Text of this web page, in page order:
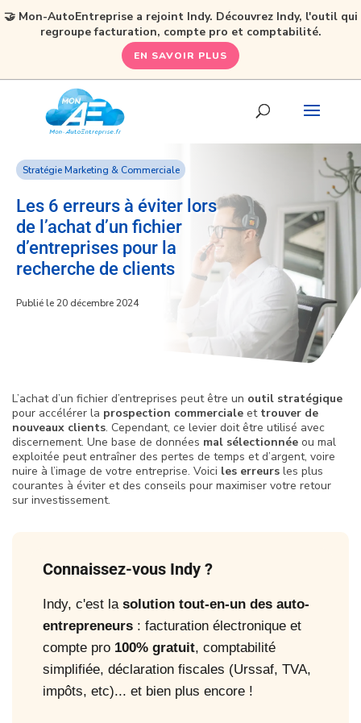
Stratégie Marketing & Commerciale
Les 6 erreurs à éviter lors
de l’achat d’un fichier
d’entreprises pour la
recherche de clients
Publié le 20 décembre 2024
L’achat d’un fichier d’entreprises peut être un outil stratégique
pour accélérer la prospection commerciale et trouver de
nouveaux clients. Cependant, ce levier doit être utilisé avec
discernement. Une base de données mal sélectionnée ou mal
exploitée peut entraîner des pertes de temps et d’argent, voire
nuire à l’image de votre entreprise. Voici les erreurs les plus
courantes à éviter et des conseils pour maximiser votre retour
sur investissement.
Connaissez-vous Indy ?
Indy, c'est la solution tout-en-un des auto-
entrepreneurs : facturation électronique et
compte pro 100% gratuit, comptabilité
simplifiée, déclaration fiscales (Urssaf, TVA,
impôts, etc)... et bien plus encore !
🤝 Mon-AutoEntreprise a rejoint Indy. Découvrez Indy, l'outil qui
regroupe facturation, compte pro et comptabilité.
EN SAVOIR PLUS